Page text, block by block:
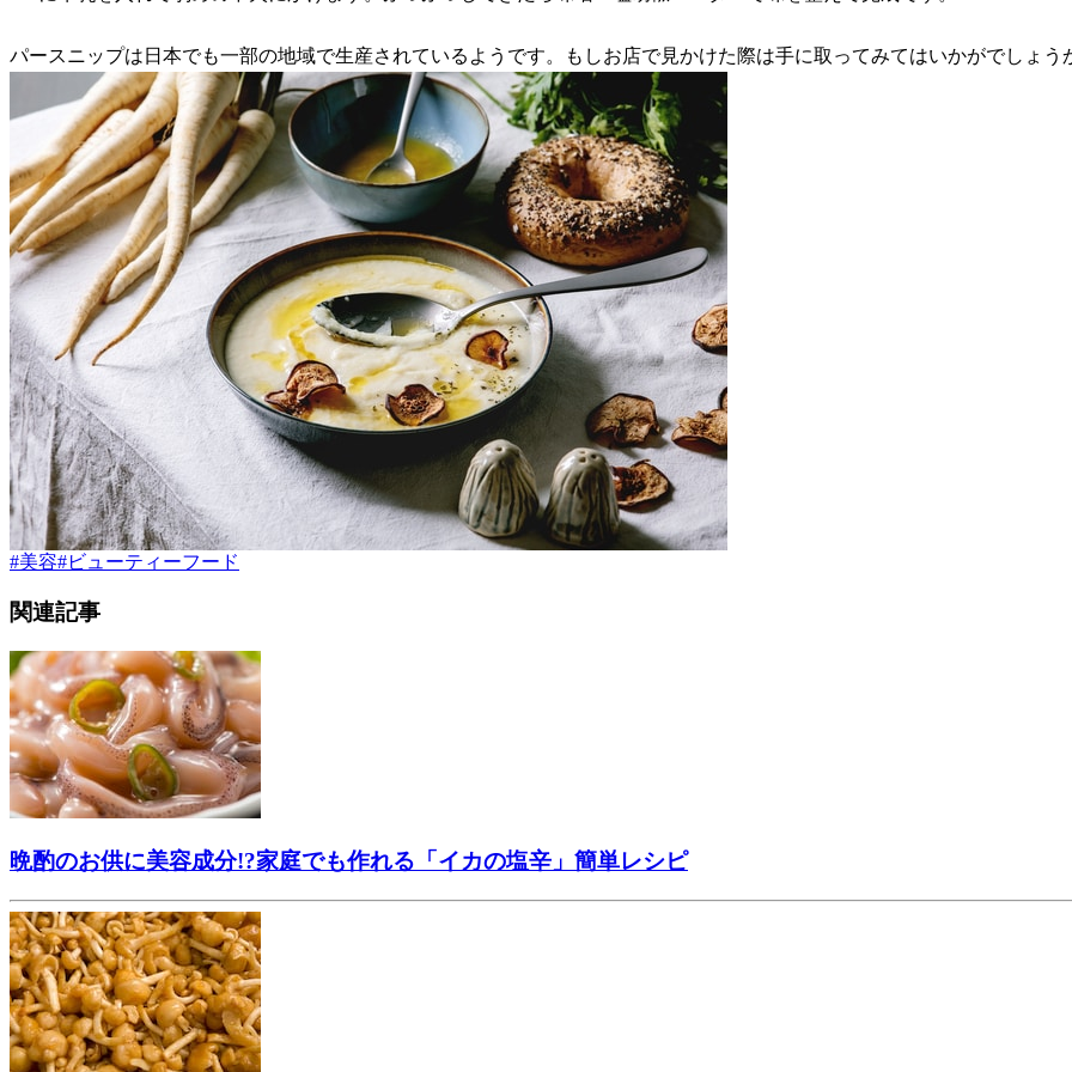
パースニップは日本でも一部の地域で生産されているようです。もしお店で見かけた際は手に取ってみてはいかがでしょう
#美容#ビューティーフード
関連記事
晩酌のお供に美容成分!?家庭でも作れる「イカの塩辛」簡単レシピ